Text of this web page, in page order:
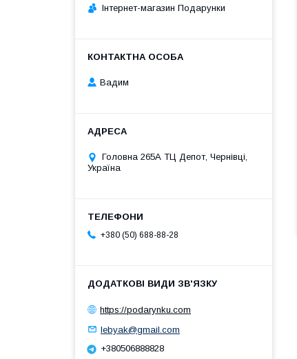
Інтернет-магазин Подарунки
Вадим
Головна 265А ТЦ Депот, Чернівці,
Україна
+380 (50) 688-88-28
https://podarynku.com
lebyak@gmail.com
+380506888828